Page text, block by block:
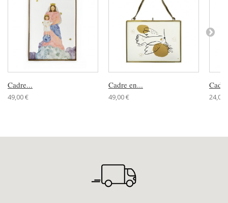
Cadre...
49,00 €
Cadre en...
49,00 € 24,00